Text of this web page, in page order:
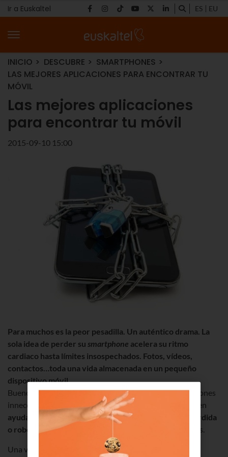
Ir a Euskaltel ES EU
INICIO DESCUBRE
SMARTPHONES
LAS MEJORES APLICACIONES PARA ENCONTRAR TU
MÓVIL
Las mejores aplicaciones
para encontrar tu móvil
2015-09-10 15:00
Para muchos es la peor pesadilla. Un auténtico drama. La
sola idea de perder su smartphone acelera su ritmo
cardiaco hasta límites insospechados. Fotos, vídeos,
contactos…toda una vida almacenada en un pequeño
dispositivo móvil.
Bueno, pues ya no hace falta exponerse a hiperventilaciones
innecesarias, existen numerosas aplicaciones que pueden
ayudar al usuario a encontrar su terminal ante una pérdida
o robo
. Desde el blog de Euskaltel te mostramos algunas.
Una vez más, y como viene siendo habitual en temas